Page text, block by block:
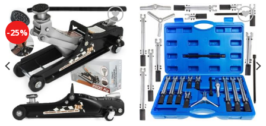
-25%
Add to
wishlist
Add to
wishlist